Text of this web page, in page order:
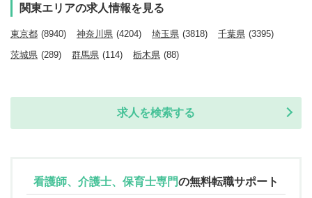
関東エリアの求人情報を見る
東京都 (8940) 神奈川県 (4204) 埼玉県 (3818) 千葉県 (3395)
茨城県 (289) 群馬県 (114) 栃木県 (88)
求人を検索する
看護師、介護士、保育士専門の無料転職サポート